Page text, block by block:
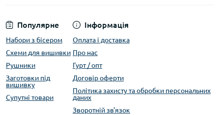
Популярне
Набори з бісером
Схеми для вишивки
Рушники
Заготовки під
вишивку
Супутні товари
Інформація
Оплата і доставка
Про нас
Гурт / опт
Договір оферти
Політика захисту та обробки персональних
даних
Зворотній зв'язок